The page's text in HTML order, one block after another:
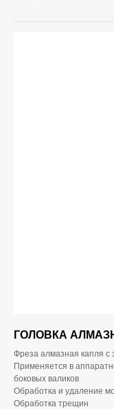
ГОЛОВКА
Фреза алмазная капля с
Применяется в
боковых валиков
Обработка и удаление
Обработка трещин